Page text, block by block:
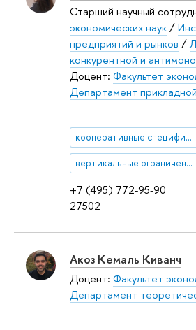
+7 (495) 772-95-90
27502
Старший научный
экономических наук/
предприятий и рынков /
конкурентной и
Доцент: Факультет
Департамент
кооперативные специфические инвестиции
вертикальные ограничения
Акоз Кемаль Киванч
Доцент: Факультет
Департамент